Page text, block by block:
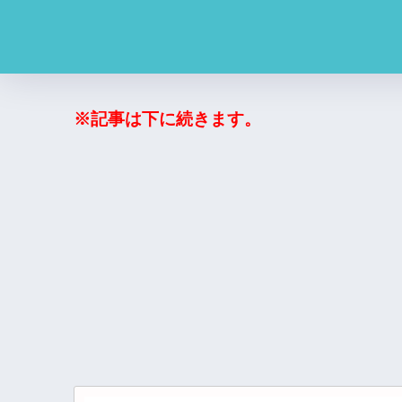
※記事は下に続きます。